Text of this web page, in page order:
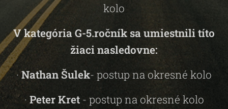
kolo
V kategória G-5.ročník sa umiestnili títo
žiaci nasledovne:
·Nathan Šulek- postup na okresné kolo
· Peter Kret- postup na okresné kolo